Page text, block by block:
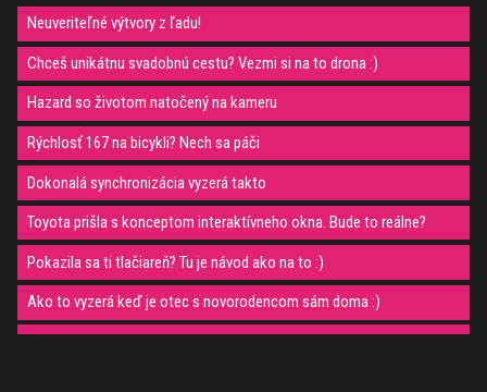
Neuveriteľné výtvory z ľadu!
Chceš unikátnu svadobnú cestu? Vezmi si na to drona :)
Hazard so životom natočený na kameru
Rýchlosť 167 na bicykli? Nech sa páči
Dokonalá synchronizácia vyzerá takto
Toyota prišla s konceptom interaktívneho okna. Bude to reálne?
Pokazila sa ti tlačiareň? Tu je návod ako na to :)
Ako to vyzerá keď je otec s novorodencom sám doma :)